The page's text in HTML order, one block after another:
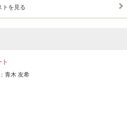
トを見る
青木 友希